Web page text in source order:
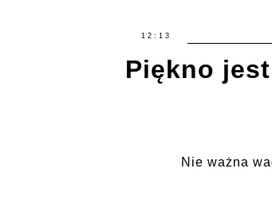
12:13
Piękno
Nie ważna